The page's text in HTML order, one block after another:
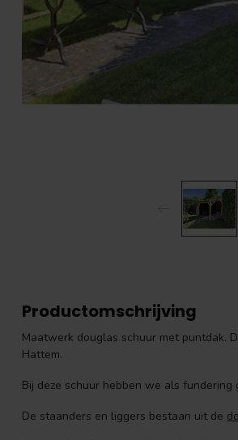
Productomschrijving
Maatwerk douglas schuur met puntdak.
Hattem.
Bij deze schuur hebben we als fundering
De staanders en liggers bestaan uit de